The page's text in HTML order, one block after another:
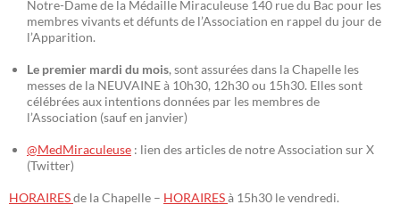
Notre-Dame de la Médaille Miraculeuse 140 rue du Bac pour les
membres vivants et défunts de l’Association en rappel du jour de
l’Apparition.
Le premier mardi du mois, sont assurées dans la Chapelle les
messes de la NEUVAINE à 10h30, 12h30 ou 15h30. Elles sont
célébrées aux intentions données par les membres de
l’Association (sauf en janvier)
@MedMiraculeuse : lien des articles de notre Association sur X
(Twitter)
HORAIRESde la Chapelle – HORAIRESà 15h30 le vendredi.